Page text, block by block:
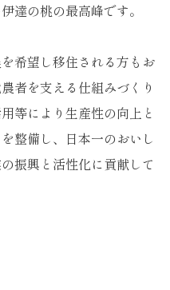
達の桃の最高峰です。
希望し移住される方もお
者を支える仕組みづくり
等により生産性の向上と
整備し、日本一のおいし
振興と活性化に貢献して